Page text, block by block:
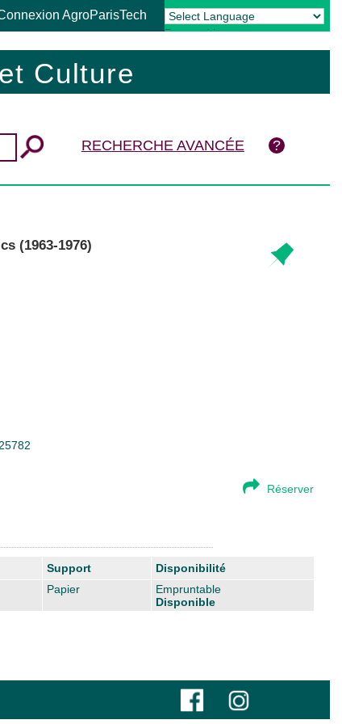
AgroParisTech
Powered by Translate
Culture
RECHERCHE AVANCÉE
(1963-1976)
Réserver
Support
Disponibilité
Papier
Empruntable
Disponible